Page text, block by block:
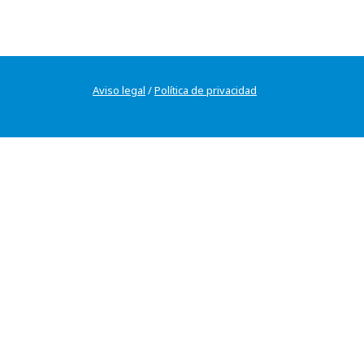
Aviso legal /Política de privacidad